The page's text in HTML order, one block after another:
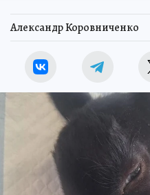
Александр Коровниченко